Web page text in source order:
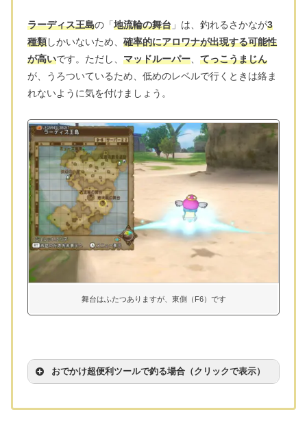
ラーディス王島の「地流輪の舞台 」は、釣れるさかなが3
種類しかいないため、 確率的にアロワナが出現する可能性
が高いです。ただし、 マッドルーパー、 てっこうまじん
が、うろついているため、低めのレベルで行くときは絡ま
れないように気を付けましょう。
舞台はふたつありますが、東側（F6）です
おでかけ超便利ツールで釣る場合（クリックで表示）